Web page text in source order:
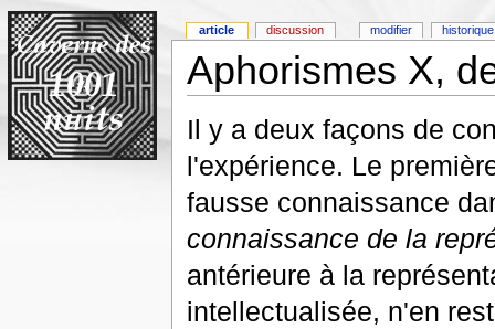
Aphorismes X,
Il y a deux façons de
l'expérience. Le
fausse connaissance
connaissance de la
antérieure à la
intellectualisée, n'en
article discussion modifier historique